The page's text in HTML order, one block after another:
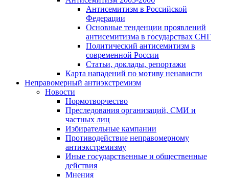
Антисемитизм в Российской
Федерации
Основные тенденции проявлений
антисемитизма в государствах СНГ
Политический антисемитизм в
современной России
Статьи, доклады, репортажи
Карта нападений по мотиву ненависти
Неправомерный антиэкстремизм
Новости
Нормотворчество
Преследования организаций, СМИ и
частных лиц
Избирательные кампании
Противодействие неправомерному
антиэкстремизму
Иные государственные и общественные
действия
Мнения